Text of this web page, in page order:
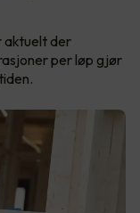
aktuelt der
per løp gjør